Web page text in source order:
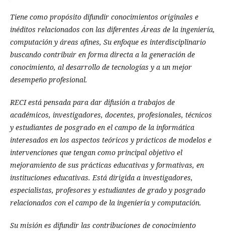
Tiene como propósito difundir conocimientos originales e
inéditos relacionados con las diferentes Áreas de la ingeniería,
computación y áreas afines, Su enfoque es interdisciplinario
buscando contribuir en forma directa a la generación de
conocimiento, al desarrollo de tecnologías y a un mejor
desempeño profesional.
RECI está pensada para dar difusión a trabajos de
académicos, investigadores, docentes, profesionales, técnicos
y estudiantes de posgrado en el campo de la informática
interesados en los aspectos teóricos y prácticos de modelos e
intervenciones que tengan como principal objetivo el
mejoramiento de sus prácticas educativas y formativas, en
instituciones educativas. Está dirigida a investigadores,
especialistas, profesores y estudiantes de grado y posgrado
relacionados con el campo de la ingeniería y computación.
Su misión es difundir las contribuciones de conocimiento